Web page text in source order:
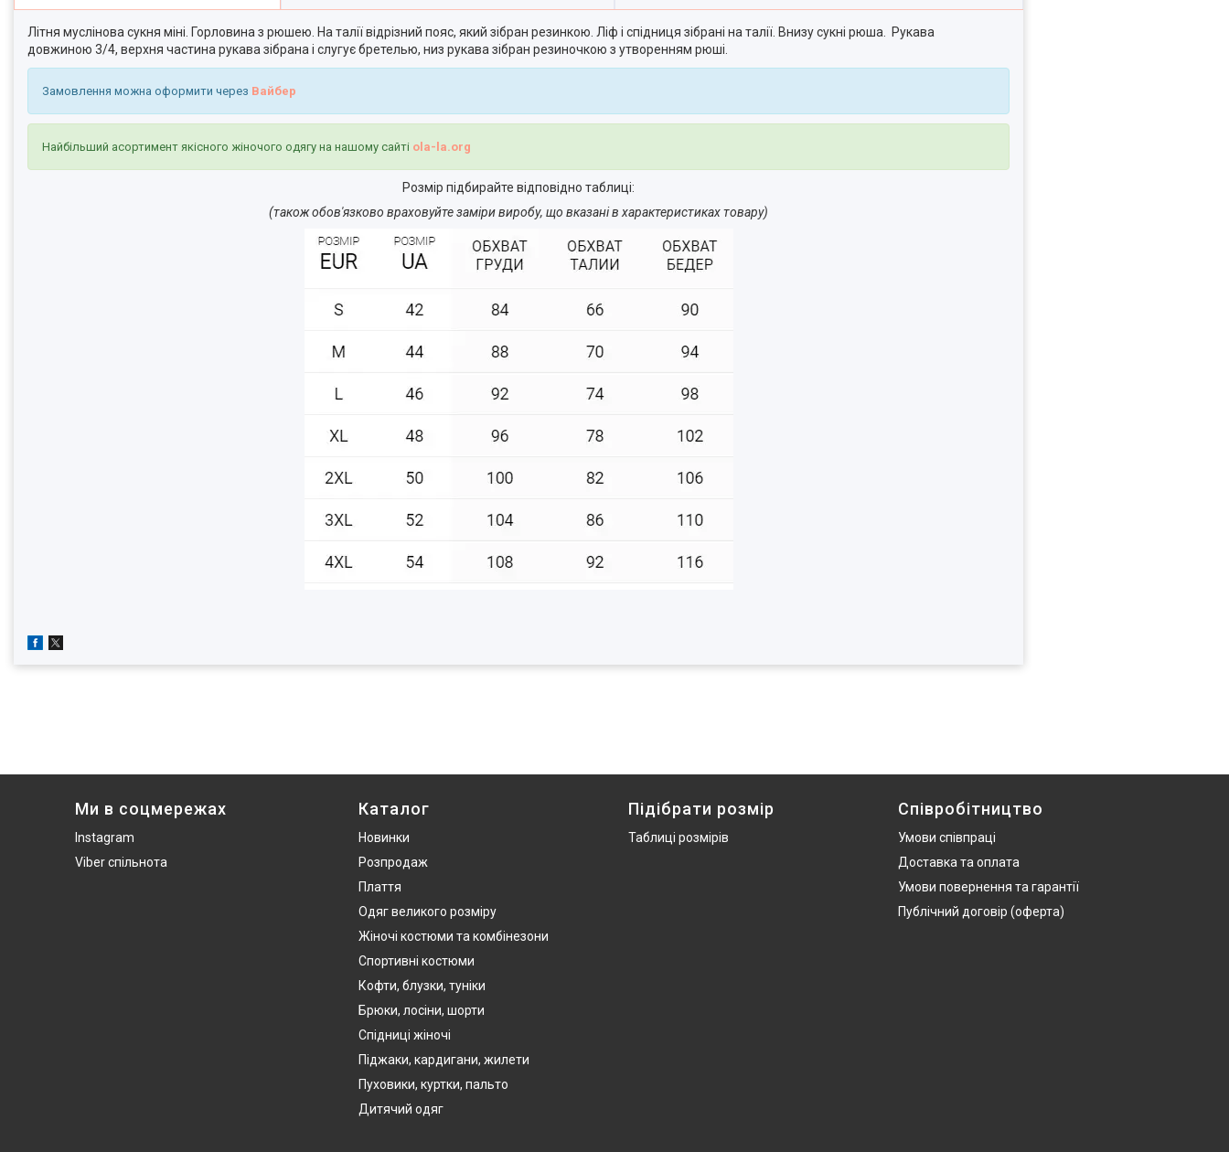
Літня муслінова сукня міні. Горловина з рюшею. На талії відрізний пояс, який зібран резинкою. Ліф і спідниця зібрані на талії. Внизу сукні рюша. Рукава
довжиною 3/4, верхня частина рукава зібрана і слугує бретелью, низ рукава зібран резиночкою з утворенням рюші.
Замовлення можна оформити через Вайбер
Найбільший асортимент якісного жіночого одягу на нашому сайті ola-la.org
Розмір підбирайте відповідно таблиці:
(також обов'язково враховуйте заміри виробу, що вказані в характеристиках товару)
Ми в соцмережах
Instagram
Viber спільнота
Каталог
Новинки
Розпродаж
Плаття
Одяг великого розміру
Жіночі костюми та комбінезони
Спортивні костюми
Кофти, блузки, туніки
Брюки, лосіни, шорти
Спідниці жіночі
Піджаки, кардигани, жилети
Пуховики, куртки, пальто
Дитячий одяг
Підібрати розмір
Таблиці розмірів
Співробітництво
Умови співпраці
Доставка та оплата
Умови повернення та гарантії
Публічний договір (оферта)